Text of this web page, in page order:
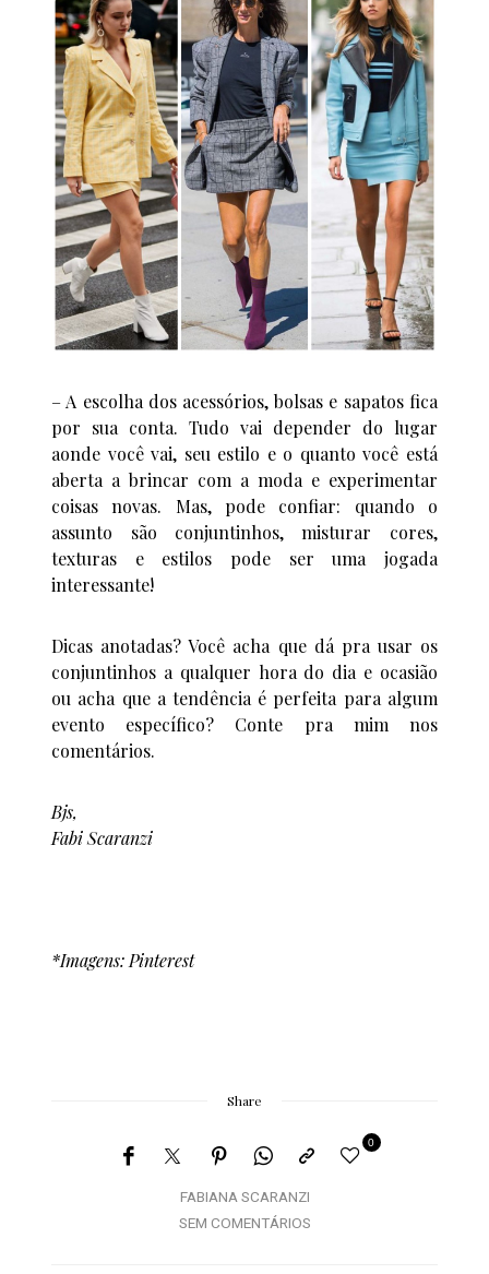
– A escolha dos acessórios, bolsas e sapatos fica
por sua conta. Tudo vai depender do lugar
aonde você vai, seu estilo e o quanto você está
aberta a brincar com a moda e experimentar
coisas novas. Mas, pode confiar: quando o
assunto são conjuntinhos, misturar cores,
texturas e estilos pode ser uma jogada
interessante!
Dicas anotadas? Você acha que dá pra usar os
conjuntinhos a qualquer hora do dia e ocasião
ou acha que a tendência é perfeita para algum
evento específico? Conte pra mim nos
comentários.
Bjs,
Fabi Scaranzi
*Imagens: Pinterest
Share
FABIANA SCARANZI
0
SEM COMENTÁRIOS